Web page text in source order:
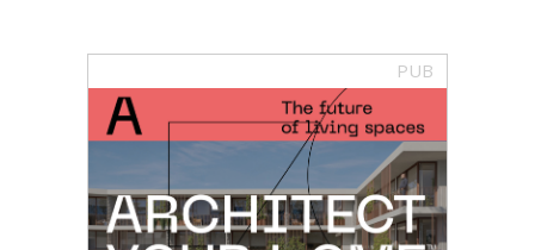
PUB